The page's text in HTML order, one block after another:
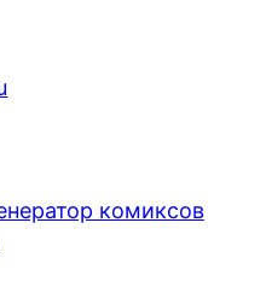
комиксов